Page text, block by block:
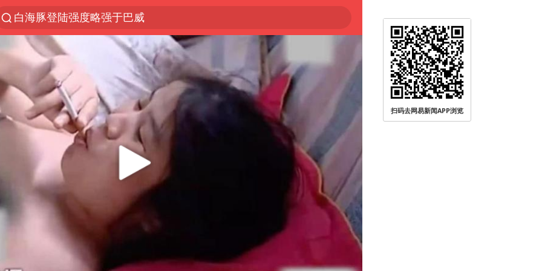
白海豚登陆强度略强于巴威
上半年我国经营主体结构持续优化
《披荆斩棘2026》阵容官宣
浙江省委书记：该停下的坚决停下来
杭州机场已取消航班388架次
中国籍豪华游艇富商之子在泰国被杀
上海中心千吨“镇楼神器”摆动明显
白海豚北上或致京津冀暴雨
看完所有石窟需2000元？景区回应
10余省份将出现强风雨 局地特大暴雨
广西公开征集涉黑涉恶犯罪线索
扫码去网易新闻APP浏览